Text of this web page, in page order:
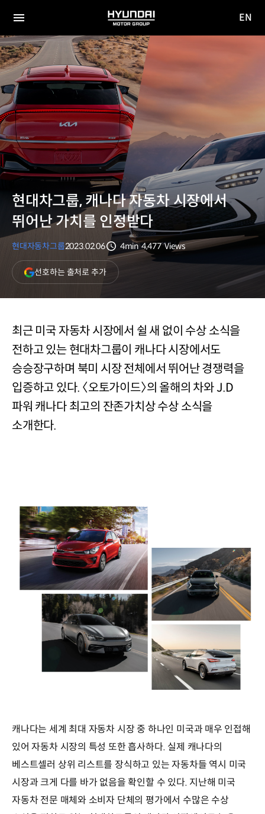
전체
메뉴
HYUNDAI
MOTOR
GROUP
EN
현대차그룹, 캐나다 자동차 시장에서
뛰어난 가치를 인정받다
현대자동차그룹2023.02.06
분량
4min
조회수
4,477 Views
선호하는 출처로 추가(새
창
열림)
최근 미국 자동차 시장에서 쉴 새 없이 수상 소식을
전하고 있는 현대차그룹이 캐나다 시장에서도
승승장구하며 북미 시장 전체에서 뛰어난 경쟁력을
입증하고 있다. 〈오토가이드〉의 올해의 차와 J.D
파워 캐나다 최고의 잔존가치상 수상 소식을
소개한다.
캐나다는 세계 최대 자동차 시장 중 하나인 미국과 매우 인접해
있어 자동차 시장의 특성 또한 흡사하다. 실제 캐나다의
베스트셀러 상위 리스트를 장식하고 있는 자동차들 역시 미국
시장과 크게 다를 바가 없음을 확인할 수 있다. 지난해 미국
자동차 전문 매체와 소비자 단체의 평가에서 수많은 수상